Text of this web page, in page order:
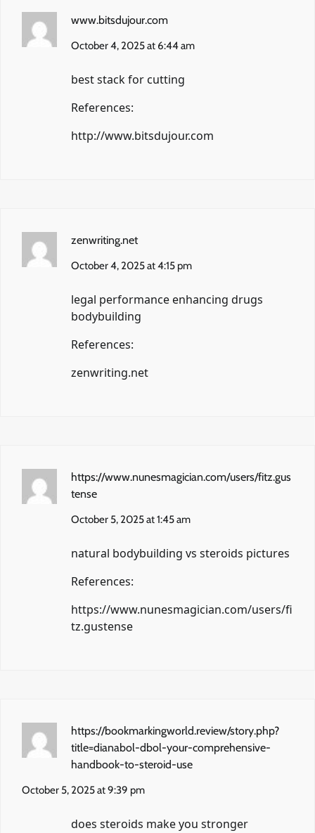
www.bitsdujour.com
October 4, 2025 at 6:44 am
best stack for cutting
References:
http://www.bitsdujour.com
zenwriting.net
October 4, 2025 at 4:15 pm
legal performance enhancing drugs
bodybuilding
References:
zenwriting.net
https://www.nunesmagician.com/users/fitz.gus
tense
October 5, 2025 at 1:45 am
natural bodybuilding vs steroids pictures
References:
https://www.nunesmagician.com/users/fi
tz.gustense
https://bookmarkingworld.review/story.php?
title=dianabol-dbol-your-comprehensive-
handbook-to-steroid-use
October 5, 2025 at 9:39 pm
does steroids make you stronger